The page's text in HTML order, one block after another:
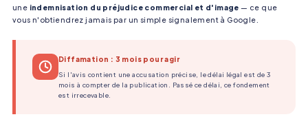
une indemnisation du préjudice commercial et d'image — ce que
vous n'obtiendrez jamais par un simple signalement à Google.
Diffamation : 3 mois pour agir
Si l'avis contient une accusation précise, le délai légal est de 3
mois à compter de la publication. Passé ce délai, ce fondement
est irrecevable.